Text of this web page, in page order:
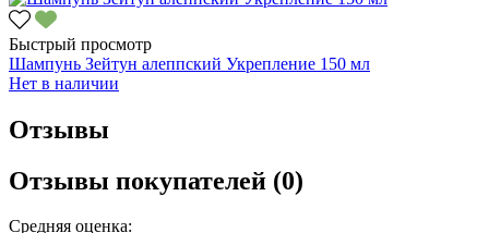
Быстрый просмотр
Шампунь Зейтун алеппский Укрепление 150 мл
Нет в наличии
Отзывы
Отзывы покупателей (0)
Средняя оценка: